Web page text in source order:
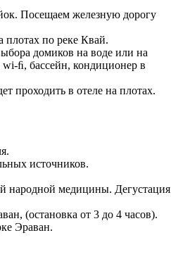
Посещаем железную дорогу
плотах по реке Квай.
домиков на воде или на
ﬁ, бассейн, кондиционер в
проходить в отеле на плотах.
источников.
народной медицины. Дегустация
(остановка от 3 до 4 часов).
Эраван.